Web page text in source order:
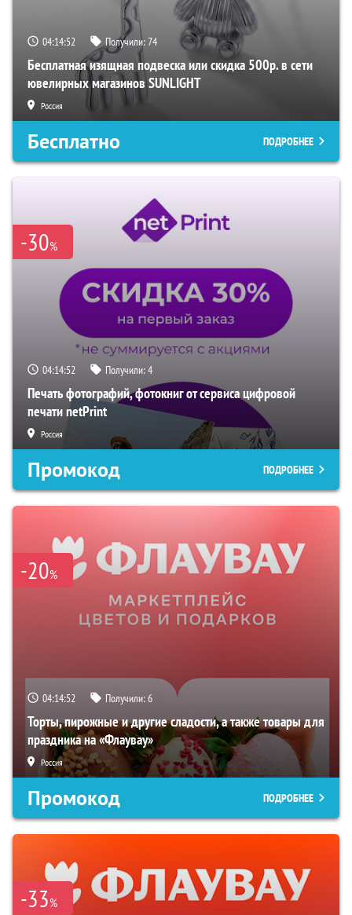
04:14:51 Получили:74
Бесплатная изящная подвеска или скидка 500р. в сети
ювелирных магазинов SUNLIGHT
Россия
Бесплатно ПОДРОБНЕЕ
-30%
04:14:51 Получили:4
Печать фотографий, фотокниг от сервиса цифровой
печати netPrint
Россия
Промокод ПОДРОБНЕЕ
-20%
04:14:51 Получили:6
Торты, пирожные и другие сладости, а также товары для
праздника на «Флаувау»
Россия
Промокод ПОДРОБНЕЕ
-33%